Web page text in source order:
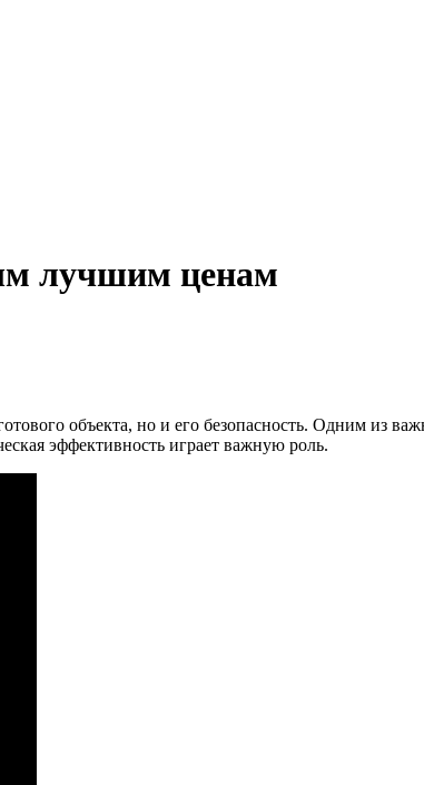
лучшим ценам
объекта, но и его безопасность. Одним из
эффективность играет важную роль.